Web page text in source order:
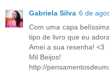
Gabriela Silva 6 de
Com uma capa
tipo de livro que eu
Amei a sua resenha! <3
Mil Beijos!
http://